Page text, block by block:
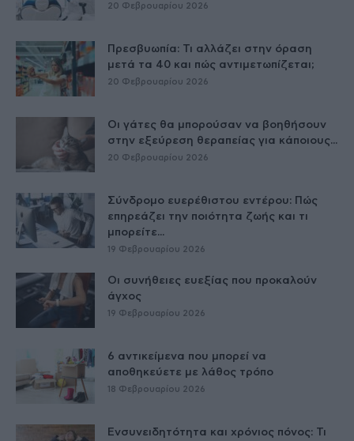
20 Φεβρουαρίου 2026
Πρεσβυωπία: Τι αλλάζει στην όραση
μετά τα 40 και πώς αντιμετωπίζεται;
20 Φεβρουαρίου 2026
Οι γάτες θα μπορούσαν να βοηθήσουν
στην εξεύρεση θεραπείας για κάποιους...
20 Φεβρουαρίου 2026
Σύνδρομο ευερέθιστου εντέρου: Πώς
επηρεάζει την ποιότητα ζωής και τι
μπορείτε...
19 Φεβρουαρίου 2026
Οι συνήθειες ευεξίας που προκαλούν
άγχος
19 Φεβρουαρίου 2026
6 αντικείμενα που μπορεί να
αποθηκεύετε με λάθος τρόπο
18 Φεβρουαρίου 2026
Ενσυνειδητότητα και χρόνιος πόνος: Τι